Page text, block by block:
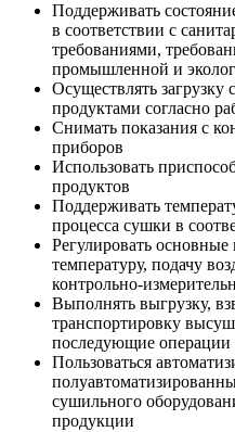
Поддерживать
в соответствии с
требованиями,
промышленной и
Осуществлять
продуктами согласно
Снимать показания с
приборов
Использовать
продуктов
Поддерживать
процесса сушки в
Регулировать
температуру, подачу
контрольно-
Выполнять выгрузку,
транспортировку
последующие операции
Пользоваться
сушильного
продукции